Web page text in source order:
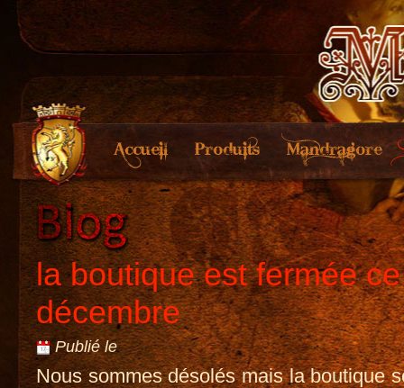
la boutique est fermée
décembre
Publié le
Nous sommes désolés mais la boutique